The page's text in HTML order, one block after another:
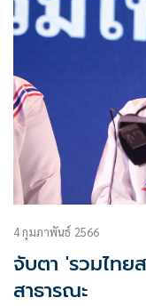
4 กุมภาพันธ์ 2566
จับตา 'รวมไทย
สาธารณะ